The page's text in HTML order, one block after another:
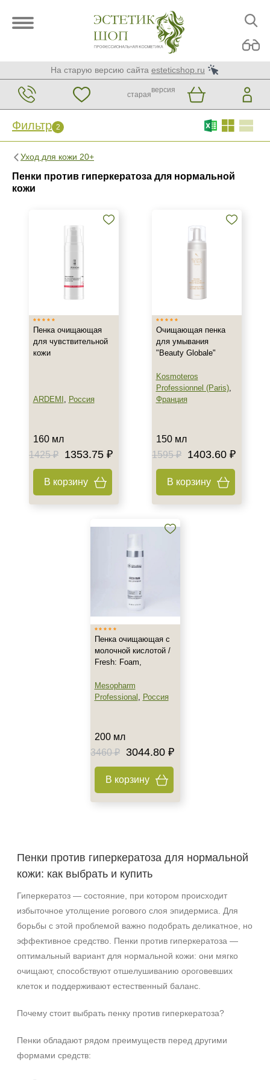
На старую версию сайта esteticshop.ru
старая
версия
Фильтр 2
Уход для кожи 20+
Пенки против гиперкератоза для нормальной
кожи
Фильтр 2 Сброс
Бренд
Kosmoteros Professionnel (Paris)
Россия
Показать еще
Тип товара
Гель
Класс косметики
Домашняя
Профессиональная
Акне
Возрастные изменения
Показать еще
Применение
Под макияж
После пилинга
Результат
Защита от УФ-лучей
Показать еще
Пенка очищающая
для чувствительной
кожи
ARDEMI , Россия
160 мл
1425 ₽
1353.75 ₽
В корзину
Очищающая пенка
для умывания
"Beauty Globale"
Kosmoteros
Professionnel (Paris),
Франция
150 мл
1595 ₽
1403.60 ₽
В корзину
Пенка очищающая с
молочной кислотой /
Fresh: Foam,
Mesopharm
Professional , Россия
200 мл
3460 ₽
3044.80 ₽
В корзину
Пенки против гиперкератоза для нормальной
кожи: как выбрать и купить
Гиперкератоз — состояние, при котором происходит
избыточное утолщение рогового слоя эпидермиса. Для
борьбы с этой проблемой важно подобрать деликатное, но
эффективное средство. Пенки против гиперкератоза —
оптимальный вариант для нормальной кожи: они мягко
очищают, способствуют отшелушиванию ороговевших
клеток и поддерживают естественный баланс.
Почему стоит выбрать пенку против гиперкератоза?
Пенки обладают рядом преимуществ перед другими
формами средств: